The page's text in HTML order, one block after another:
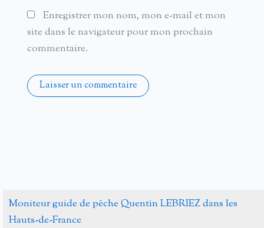
Enregistrer mon nom, mon e-mail et mon
site dans le navigateur pour mon prochain
commentaire.
Moniteur guide de pêche Quentin LEBRIEZ dans les
Hauts-de-France